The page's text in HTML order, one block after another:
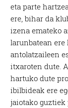
eta parte
ere, bihar da
izena emateko
larunbatean ere
antolatzaileen
itxaroten dute.
hartuko dute
ibilbideak ere
jaiotako guztiek